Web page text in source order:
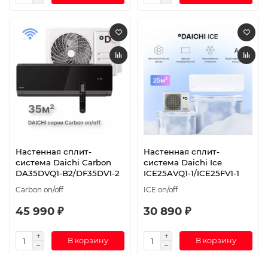
Настенная сплит-
система Daichi Carbon
DA35DVQ1-B2/DF35DV1-2
Carbon on/off
45 990 ₽
В корзину
Настенная сплит-
система Daichi Ice
ICE25AVQ1-1/ICE25FV1-1
ICE on/off
30 890 ₽
В корзину